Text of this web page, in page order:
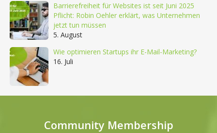
Barrierefreiheit für Websites ist seit Juni 2025
Pflicht: Robin Oehler erklärt, was Unternehmen
jetzt tun müssen
5. August
Wie optimieren Startups ihr E-Mail-Marketing?
16. Juli
Community Membership